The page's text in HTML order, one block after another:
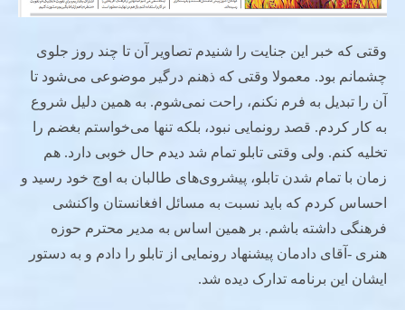
وقتی که خبر این جنایت را شنیدم تصاویر آن تا چند روز جلوی
چشمانم بود. معمولا وقتی که ذهنم درگیر موضوعی می‌شود تا
آن را تبدیل به فرم نکنم، راحت نمی‌شوم. به همین دلیل شروع
به کار کردم. قصد رونمایی نبود، بلکه تنها می‌خواستم بغضم را
تخلیه کنم. ولی وقتی تابلو تمام شد دیدم حال خوبی دارد. هم
زمان با تمام شدن تابلو، پیشروی‌های طالبان به اوج خود رسید و
احساس کردم که باید نسبت به مسائل افغانستان واکنشی
فرهنگی داشته باشم. بر همین اساس به مدیر محترم حوزه
هنری -آقای دادمان پیشنهاد رونمایی از تابلو را دادم و به دستور
ایشان این برنامه تدارک دیده شد.